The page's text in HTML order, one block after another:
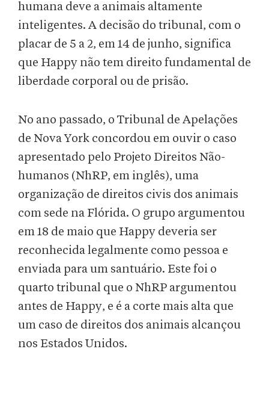
humana deve a animais altamente
inteligentes. A decisão do tribunal, com o
placar de 5 a 2, em 14 de junho, significa
que Happy não tem direito fundamental de
liberdade corporal ou de prisão.
No ano passado, o Tribunal de Apelações
de Nova York concordou em ouvir o caso
apresentado pelo Projeto Direitos Não-
humanos (NhRP, em inglês), uma
organização de direitos civis dos animais
com sede na Flórida. O grupo argumentou
em 18 de maio que Happy deveria ser
reconhecida legalmente como pessoa e
enviada para um santuário. Este foi o
quarto tribunal que o NhRP argumentou
antes de Happy, e é a corte mais alta que
um caso de direitos dos animais alcançou
nos Estados Unidos.